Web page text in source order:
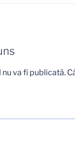
nu va fi publicată.